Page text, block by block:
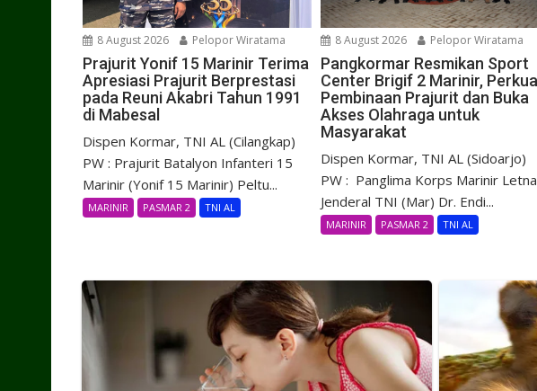
8 August 2026 Pelopor Wiratama
Prajurit Yonif 15 Marinir Terima
Apresiasi Prajurit Berprestasi
pada Reuni Akabri Tahun 1991
di Mabesal
Dispen Kormar, TNI AL (Cilangkap)
PW : Prajurit Batalyon Infanteri 15
Marinir (Yonif 15 Marinir) Peltu...
MARINIR PASMAR 2 TNI AL
8 August 2026 Pelopor Wiratama
Pangkormar Resmikan Sport
Center Brigif 2 Marinir,
Pembinaan Prajurit dan Buka
Akses Olahraga untuk
Masyarakat
Dispen Kormar, TNI AL (Sidoarjo)
PW : Panglima Korps Marinir
Jenderal TNI (Mar) Dr. Endi...
MARINIR PASMAR 2 TNI AL